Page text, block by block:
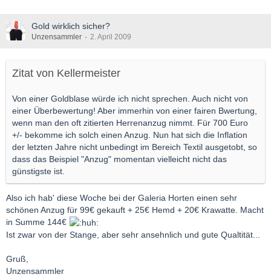
Gold wirklich sicher?
Unzensammler 2. April 2009
Zitat von Kellermeister
Von einer Goldblase würde ich nicht sprechen. Auch nicht von
einer Überbewertung! Aber immerhin von einer fairen Bwertung,
wenn man den oft zitierten Herrenanzug nimmt. Für 700 Euro
+/- bekomme ich solch einen Anzug. Nun hat sich die Inflation
der letzten Jahre nicht unbedingt im Bereich Textil ausgetobt, so
dass das Beispiel "Anzug" momentan vielleicht nicht das
günstigste ist.
Also ich hab' diese Woche bei der Galeria Horten einen sehr
schönen Anzug für 99€ gekauft + 25€ Hemd + 20€ Krawatte. Macht
in Summe 144€
Ist zwar von der Stange, aber sehr ansehnlich und gute Qualtität...
Gruß,
Unzensammler